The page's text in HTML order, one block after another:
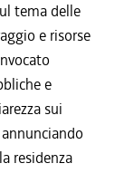
tema delle
e risorse
e
sui
residenza